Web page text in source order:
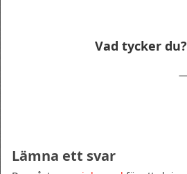
Vad tycker du?
Lämna ett svar